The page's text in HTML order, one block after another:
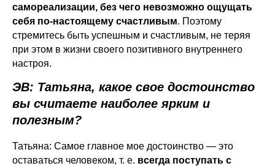
самореализации, без чего невозможно ощущать
себя по-настоящему счастливым. Поэтому
стремитесь быть успешным и счастливым, не теряя
при этом в жизни своего позитивного внутреннего
настроя.
ЭВ: Татьяна, какое свое достоинство
вы считаете наиболее ярким и
полезным?
Татьяна: Самое главное мое достоинство — это
оставаться человеком, т. е. всегда поступать с